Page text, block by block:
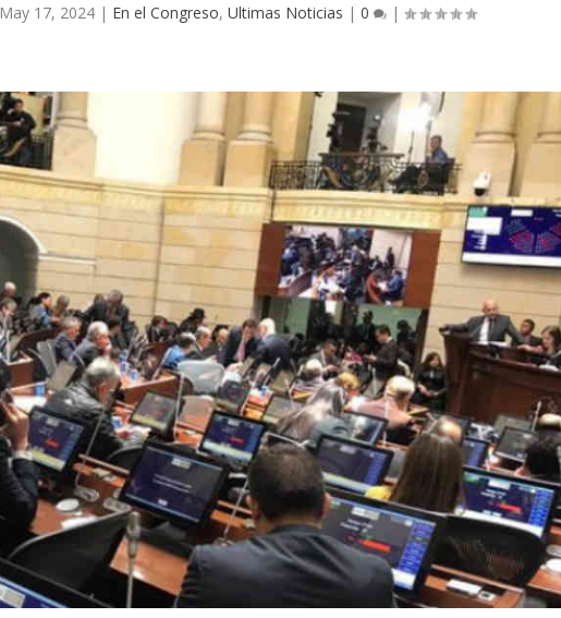
May 17, 2024| En el Congreso, Ultimas Noticias | 0 |